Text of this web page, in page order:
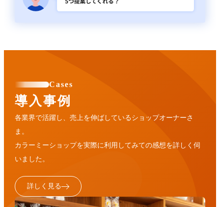
Cases
導入事例
各業界で活躍し、売上を伸ばしているショップオーナーさ
ま。
カラーミーショップを実際に利用してみての感想を詳しく伺
いました。
詳しく見る